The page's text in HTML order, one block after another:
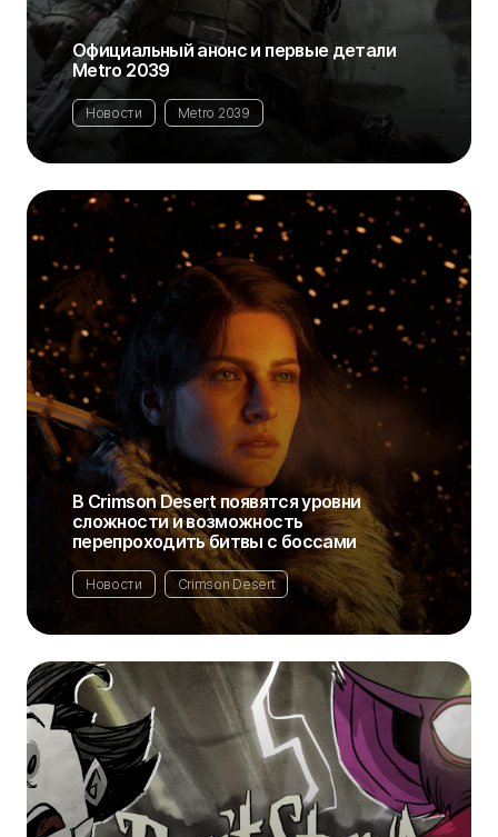
Официальный анонс и первые детали
Metro 2039
Новости Metro 2039
В Crimson Desert появятся уровни
сложности и возможность
перепроходить битвы с боссами
Новости Crimson Desert